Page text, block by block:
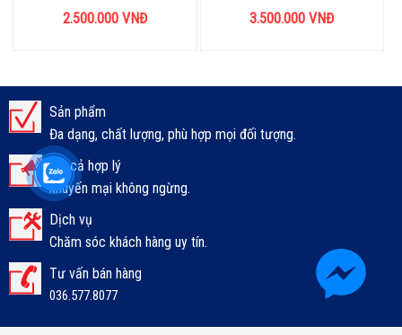
2.500.000 VNĐ
3.500.000 VNĐ
Sản phẩm
Đa dạng, chất lượng, phù hợp mọi đối tượng.
Giá cả hợp lý
khuyến mại không ngừng.
Dịch vụ
Chăm sóc khách hàng uy tín.
Tư vấn bán hàng
036.577.8077